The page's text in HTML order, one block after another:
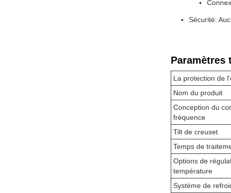
Sécurité:
Paramètres
La protection de
Nom du produit
Conception du
fréquence
Tilt de creuset
Temps de
Options de
température
Système de